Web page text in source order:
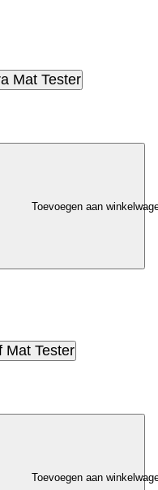
Mat Tester
Toevoegen aan
Mat Tester
Toevoegen aan